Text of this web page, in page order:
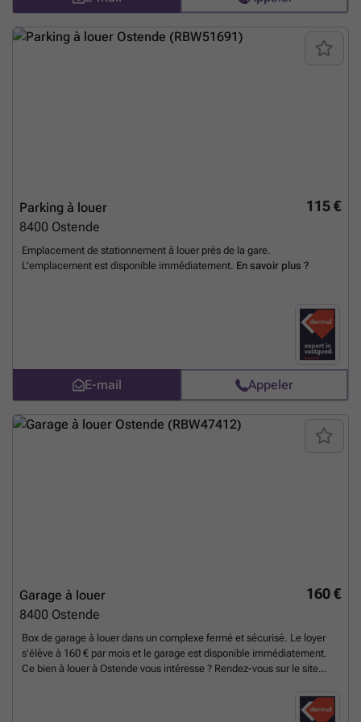
115 €
Parking à louer
8400 Ostende
Emplacement de stationnement à louer près de la gare.
L'emplacement est disponible immédiatement. En savoir plus ?
E-mail Appeler
160 €
Garage à louer
8400 Ostende
Box de garage à louer dans un complexe fermé et sécurisé. Le loyer
s'élève à 160 € par mois et le garage est disponible immédiatement.
Ce bien à louer à Ostende vous intéresse ? Rendez-vous sur le site
bouton « Je suis intéressé », nous vous demandons de remplir un bref
profil. Nous vous contacterons ensuite pour organiser une visite.